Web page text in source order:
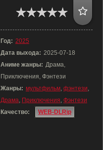
Год: 2025
Дата выхода: 2025-07-18
Аниме жанры: Драма,
Приключения, Фэнтези
Жанры: мультфильм, фэнтези,
Драма, Приключения, Фэнтези
Качество:
WEB-DLRip